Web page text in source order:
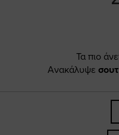
Τα πιο
Ανακάλυψε